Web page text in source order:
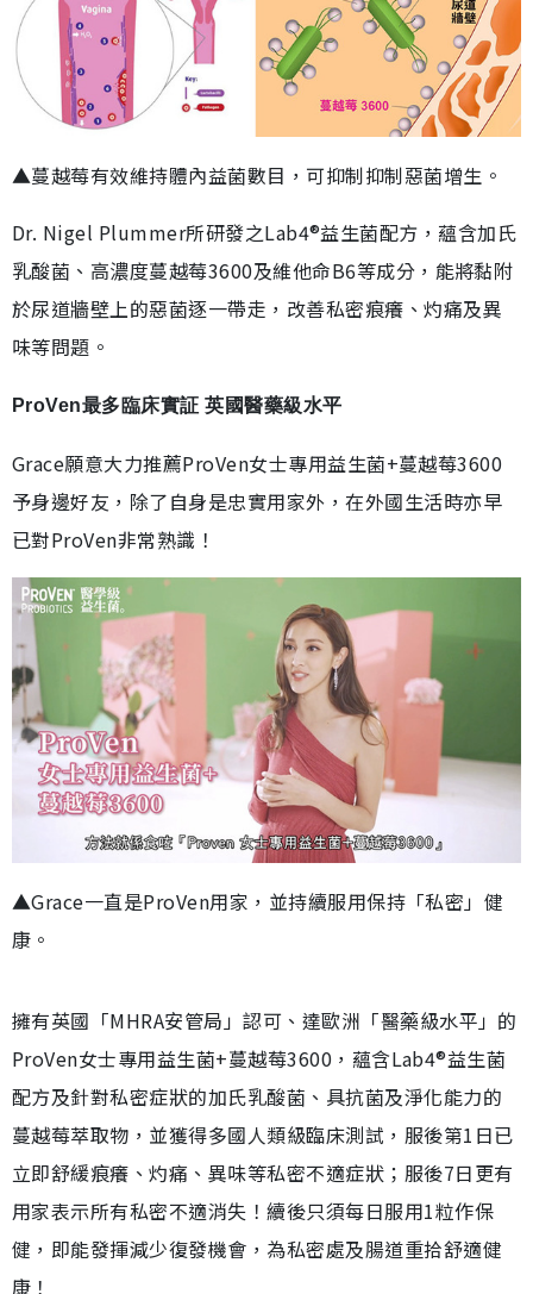
▲蔓越莓有效維持體內益菌數目，可抑制抑制惡菌增生。
Dr. Nigel Plummer所研發之Lab4®益生菌配方，蘊含加氏
乳酸菌、高濃度蔓越莓3600及維他命B6等成分，能將黏附
於尿道牆壁上的惡菌逐一帶走，改善私密痕癢、灼痛及異
味等問題。
ProVen最多臨床實証 英國醫藥級水平
Grace願意大力推薦ProVen女士專用益生菌+蔓越莓3600
予身邊好友，除了自身是忠實用家外，在外國生活時亦早
已對ProVen非常熟識！
▲Grace一直是ProVen用家，並持續服用保持「私密」健
康。
擁有英國「MHRA安管局」認可、達歐洲「醫藥級水平」的
ProVen女士專用益生菌+蔓越莓3600，蘊含Lab4®益生菌
配方及針對私密症狀的加氏乳酸菌、具抗菌及淨化能力的
蔓越莓萃取物，並獲得多國人類級臨床測試，服後第1日已
立即舒緩痕癢、灼痛、異味等私密不適症狀；服後7日更有
用家表示所有私密不適消失！續後只須每日服用1粒作保
健，即能發揮減少復發機會，為私密處及腸道重拾舒適健
康！